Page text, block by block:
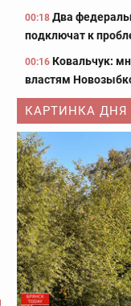
00:18 Два
подключат к
00:16 Ковальчук:
властям
КАРТИНКА ДНЯ